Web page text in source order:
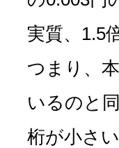
実質、1.5
つまり、
いるのと
桁が小さ